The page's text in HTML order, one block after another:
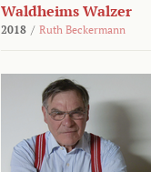
Waldheims Walzer
2018 / Ruth Beckermann